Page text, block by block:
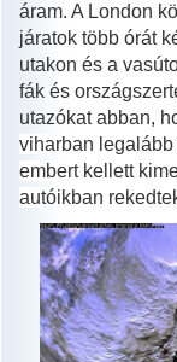
áram. A London
járatok több órát
utakon és a
fák és
utazókat abban,
viharban legalább
embert kellett
autóikban